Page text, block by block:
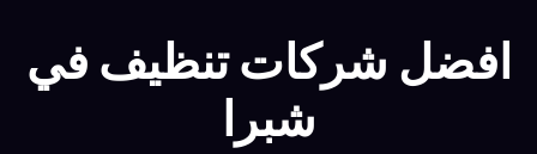
افضل شركات تنظيف في
شبرا